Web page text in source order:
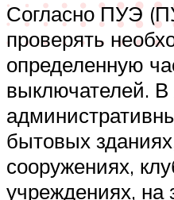
Согласно ПУЭ
проверять
определенную
выключателей.
бытовых
сооружениях,
учреждениях,